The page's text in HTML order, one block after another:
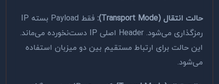
حالت انتقال (Transport Mode):
فقط Payload بسته IP
رمزگذاری می‌شود. Header اصلی IP دست‌نخورده می‌ماند.
این حالت برای ارتباط مستقیم بین دو میزبان استفاده
می‌شود.